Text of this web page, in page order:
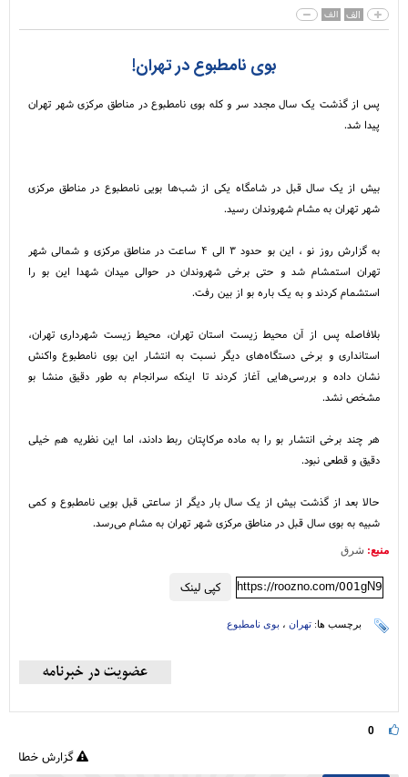
الف الف
بوی نامطبوع در تهران!
پس از گذشت یک سال مجدد سر و کله بوی نامطبوع در مناطق مرکزی شهر تهران
پیدا شد.
بیش از یک سال قبل در شامگاه یکی از شب‌ها بویی نامطبوع در مناطق مرکزی
شهر تهران به مشام شهروندان رسید.
به گزارش روز نو ، این بو حدود ۳ الی ۴ ساعت در مناطق مرکزی و شمالی شهر
تهران استمشام شد و حتی برخی شهروندان در حوالی میدان شهدا این بو را
استشمام کردند و به یک باره بو از بین رفت.
بلافاصله پس از آن محیط زیست استان تهران، محیط زیست شهرداری تهران،
استانداری و برخی دستگاه‌های دیگر نسبت به انتشار این بوی نامطبوع واکنش
نشان داده و بررسی‌هایی آغاز کردند تا اینکه سرانجام به طور دقیق منشا بو
مشخص نشد.
هر چند برخی انتشار بو را به ماده مرکاپتان ربط دادند، اما این نظریه هم خیلی
دقیق و قطعی نبود.
حالا بعد از گذشت بیش از یک سال بار دیگر از ساعتی قبل بویی نامطبوع و کمی
شبیه به بوی سال قبل در مناطق مرکزی شهر تهران به مشام می‌رسد.
منبع: شرق
کپی لینک https://roozno.com/001gN9
برچسب ها: تهران ، بوی نامطبوع
0
گزارش خطا